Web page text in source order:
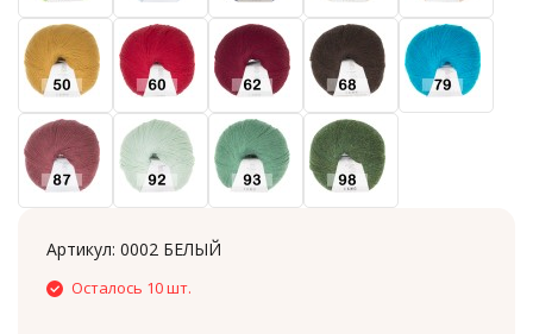
Артикул: 0002 БЕЛЫЙ
Осталось 10 шт.